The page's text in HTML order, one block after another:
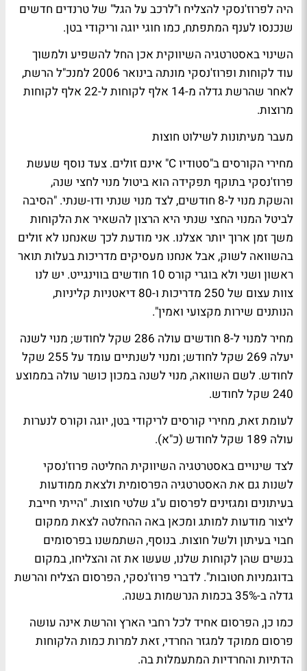
היה לפרוז'נסקי להצליח ו"לרכב על הגל" של טרנדים חדשים
שנכנסו לענף המתפתח, כמו חוגי יוגה וריקודי בטן.
השינוי באסטרטגיה השיווקית אכן החל להשפיע ולמשוך
עוד לקוחות ופרוז'נסקי מונתה בינואר 2006 למנכ"ל הרשת,
לאחר שהרשת גדלה מ-14 אלף לקוחות ל-22 אלף לקוחות
מרוצות.
מעבר מעיתונות לשילוט חוצות
מחירי הקורסים ב"סטודיו C" אינם זולים. צעד נוסף שעשת
פרוז'נסקי בתוקף תפקידה הוא ביטול מנוי לחצי שנה,
והשקת מנוי ל-8 חודשים, לצד מנוי שנתי ודו-שנתי. "הסיבה
לביטל המנוי החצי שנתי היא הרצון להשאיר את הלקוחות
משך זמן ארוך יותר אצלנו. אני מודעת לכך שאנחנו לא זולים
בהשוואה לשוק, אבל אנחנו מעסיקים מדריכות בעלות תואר
ראשון ושני ולא בוגרי קורס 10 חודשים בווינגייט. יש לנו
צוות עצום של 250 מדריכות ו-80 דיאטניות קליניות,
הנותנים שירות מקצועי ואמין".
מחיר למנוי ל-8 חודשים עולה 286 שקל לחודש; מנוי לשנה
יעלה 269 שקל לחודש; ומנוי לשנתיים עומד על 255 שקל
לחודש. לשם השוואה, מנוי לשנה במכון כושר עולה בממוצע
240 שקל לחודש.
לעומת זאת, מחירי קורסים לריקודי בטן, יוגה וקורס לנערות
עולה 189 שקל לחודש (כ"א).
לצד שינויים באסטרטגיה השיווקית החליטה פרוז'נסקי
לשנות גם את האסטרטגיה הפרסומית ולצאת ממודעות
בעיתונים ומגזינים לפרסום ע"ג שלטי חוצות. "הייתי חייבת
ליצור מודעות למותג ומכאן באה ההחלטה לצאת ממקום
חבוי בעיתון ולשל חוצות. בנוסף, השתמשנו בפרסומים
בנשים שהן לקוחות שלנו, שעשו את זה והצליחו, במקום
בדוגמניות חטובות". לדברי פרוז'נסקי, הפרסום הצליח והרשת
גדלה ב-35% בכמות הנרשמות בשנה.
כמו כן, הפרסום אחיד לכל רחבי הארץ והרשת אינה עושה
פרסום ממוקד למגזר החרדי, זאת למרות כמות הלקוחות
הדתיות והחרדיות המתעמלות בה.